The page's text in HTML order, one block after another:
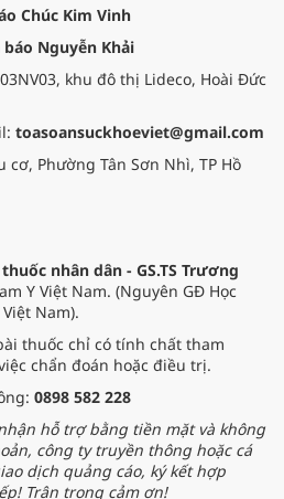
Chúc Kim Vinh
báo Nguyễn Khải
khu đô thị Lideco, Hoài Đức
toasoansuckhoeviet@gmail.com
cơ, Phường Tân Sơn Nhì, TP Hồ
nhân dân - GS.TS Trương
Y Việt Nam. (Nguyên GĐ Học
Nam).
thuốc chỉ có tính chất tham
chẩn đoán hoặc điều trị.
0898 582 228
hỗ trợ bằng tiền mặt và không
công ty truyền thông hoặc cá
dịch quảng cáo, ký kết hợp
Trân trọng cảm ơn!